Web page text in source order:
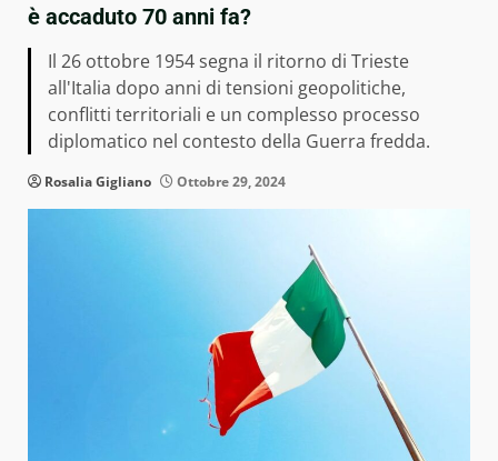
è accaduto 70 anni fa?
Il 26 ottobre 1954 segna il ritorno di Trieste
all'Italia dopo anni di tensioni geopolitiche,
conflitti territoriali e un complesso processo
diplomatico nel contesto della Guerra fredda.
Rosalia Gigliano Ottobre 29, 2024